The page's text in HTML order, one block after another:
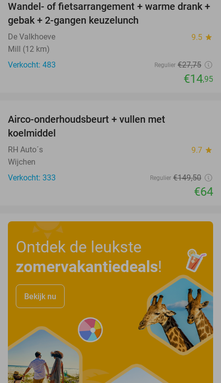
46%
Wandel- of fietsarrangement + warme drank +
gebak + 2-gangen keuzelunch
De Valkhoeve 9.5 star
Mill (12 km)
Verkocht: 483
Regulier €27,75
€14,95
Airco-onderhoudsbeurt + vullen met
koelmiddel
RH Auto´s 9.7 star
Wijchen
Verkocht: 333
Regulier €149,50
€64
Ontdek de leukste
zomervakantiedeals!
Bekijk nu